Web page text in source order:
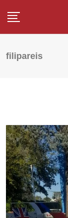
filipareis